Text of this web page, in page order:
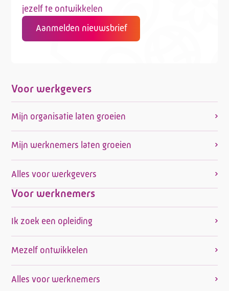
jezelf te ontwikkelen
Aanmelden nieuwsbrief
Voor werkgevers
Mijn organisatie laten groeien
Mijn werknemers laten groeien
Alles voor werkgevers
Voor werknemers
Ik zoek een opleiding
Mezelf ontwikkelen
Alles voor werknemers